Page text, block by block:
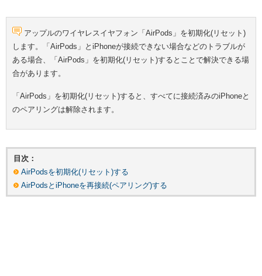
アップルのワイヤレスイヤフォン「AirPods」を初期化(リセット)
します。「AirPods」とiPhoneが接続できない場合などのトラブルが
ある場合、「AirPods」を初期化(リセット)するとことで解決できる場
合があります。
「AirPods」を初期化(リセット)すると、すべてに接続済みのiPhoneと
のペアリングは解除されます。
目次：
AirPodsを初期化(リセット)する
AirPodsとiPhoneを再接続(ペアリング)する